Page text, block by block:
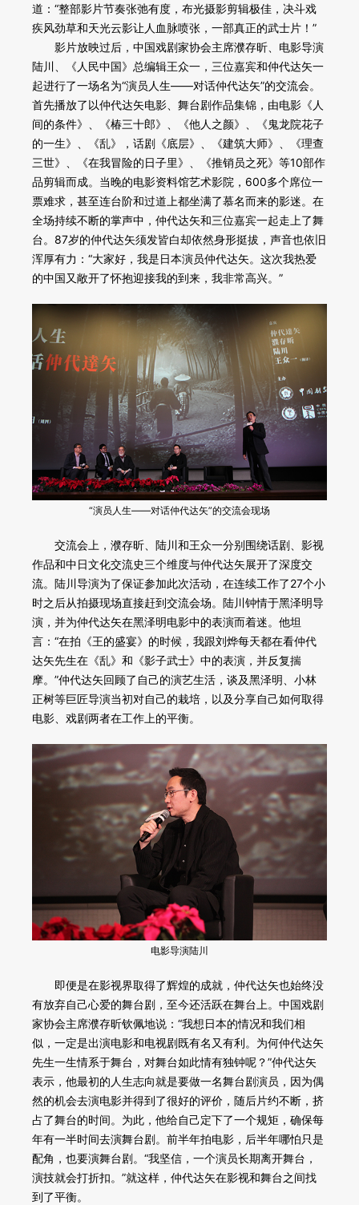
道：“整部影片节奏张弛有度，布光摄影剪辑极佳，决斗戏
疾风劲草和天光云影让人血脉喷张，一部真正的武士片！”
影片放映过后，中国戏剧家协会主席濮存昕、电影导演
陆川、《人民中国》总编辑王众一，三位嘉宾和仲代达矢一
起进行了一场名为“演员人生——对话仲代达矢”的交流会。
首先播放了以仲代达矢电影、舞台剧作品集锦，由电影《人
间的条件》、《椿三十郎》、《他人之颜》、《鬼龙院花子
的一生》、《乱》，话剧《底层》、《建筑大师》、《理查
三世》、《在我冒险的日子里》、《推销员之死》等10部作
品剪辑而成。当晚的电影资料馆艺术影院，600多个席位一
票难求，甚至连台阶和过道上都坐满了慕名而来的影迷。在
全场持续不断的掌声中，仲代达矢和三位嘉宾一起走上了舞
台。87岁的仲代达矢须发皆白却依然身形挺拔，声音也依旧
浑厚有力：“大家好，我是日本演员仲代达矢。这次我热爱
的中国又敞开了怀抱迎接我的到来，我非常高兴。”
“演员人生——对话仲代达矢”的交流会现场
交流会上，濮存昕、陆川和王众一分别围绕话剧、影视
作品和中日文化交流史三个维度与仲代达矢展开了深度交
流。陆川导演为了保证参加此次活动，在连续工作了27个小
时之后从拍摄现场直接赶到交流会场。陆川钟情于黑泽明导
演，并为仲代达矢在黑泽明电影中的表演而着迷。他坦
言：“在拍《王的盛宴》的时候，我跟刘烨每天都在看仲代
达矢先生在《乱》和《影子武士》中的表演，并反复揣
摩。”仲代达矢回顾了自己的演艺生活，谈及黑泽明、小林
正树等巨匠导演当初对自己的栽培，以及分享自己如何取得
电影、戏剧两者在工作上的平衡。
电影导演陆川
即便是在影视界取得了辉煌的成就，仲代达矢也始终没
有放弃自己心爱的舞台剧，至今还活跃在舞台上。中国戏剧
家协会主席濮存昕钦佩地说：“我想日本的情况和我们相
似，一定是出演电影和电视剧既有名又有利。为何仲代达矢
先生一生情系于舞台，对舞台如此情有独钟呢？”仲代达矢
表示，他最初的人生志向就是要做一名舞台剧演员，因为偶
然的机会去演电影并得到了很好的评价，随后片约不断，挤
占了舞台的时间。为此，他给自己定下了一个规矩，确保每
年有一半时间去演舞台剧。前半年拍电影，后半年哪怕只是
配角，也要演舞台剧。“我坚信，一个演员长期离开舞台，
演技就会打折扣。”就这样，仲代达矢在影视和舞台之间找
到了平衡。